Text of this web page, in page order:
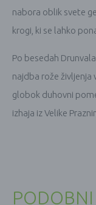
nabora oblik svete
krogi, ki se lahko
Po besedah
najdba rože življenja
globok duhovni
izhaja iz Velike